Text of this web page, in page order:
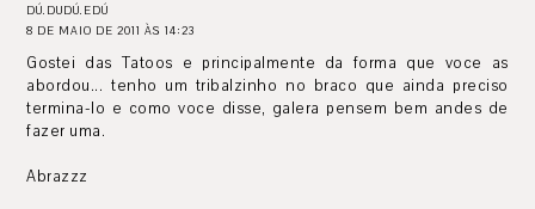
DÚ.DUDÚ.EDÚ
8 DE MAIO DE 2011 ÀS 14:23
Gostei das Tatoos e principalmente da forma que voce as
abordou... tenho um tribalzinho no braco que ainda preciso
termina-lo e como voce disse, galera pensem bem andes de
fazer uma.
Abrazzz